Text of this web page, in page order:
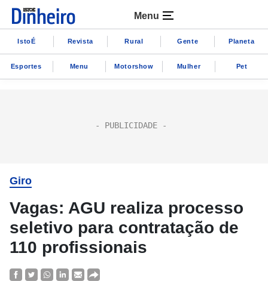
Menu
IstoÉ Revista Rural Gente Planeta
Esportes Menu Motorshow Mulher Pet
Giro
Vagas: AGU realiza processo
seletivo para contratação de
110 profissionais